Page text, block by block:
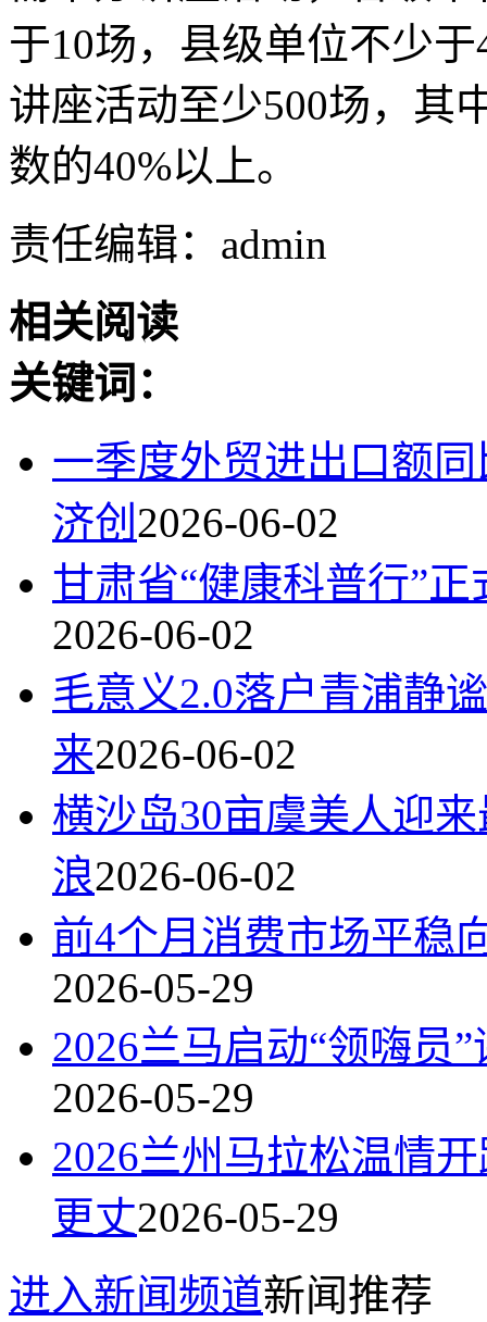
于10场，县级单位不少
讲座活动至少500场，其
数的40%以上。
责任编辑：admin
相关阅读
关键词：
一季度外贸进出口额
济创 2026-06-02
甘肃省“健康科普行”
2026-06-02
毛意义2.0落户青浦静
来2026-06-02
横沙岛30亩虞美人迎
浪2026-06-02
前4个月消费市场平稳
2026-05-29
2026兰马启动“领嗨员
2026-05-29
2026兰州马拉松温情
更丈2026-05-29
进入新闻频道新闻推荐